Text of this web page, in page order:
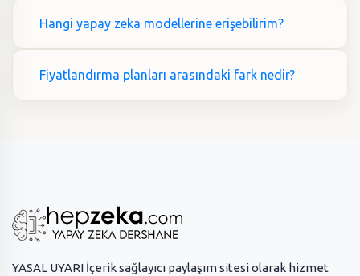
Hangi yapay zeka modellerine erişebilirim?
Fiyatlandırma planları arasındaki fark nedir?
YASAL UYARI İçerik sağlayıcı paylaşım sitesi olarak hizmet